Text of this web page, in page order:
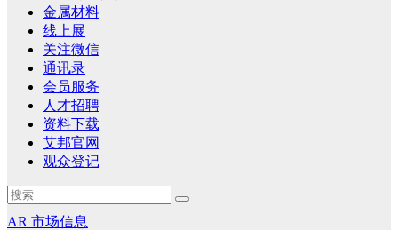
金属材料
线上展
关注微信
通讯录
会员服务
人才招聘
资料下载
艾邦官网
观众登记
AR 市场信息